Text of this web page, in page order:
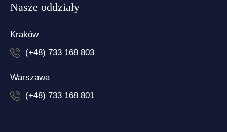
Nasze oddziały
Kraków
(+48) 733 168 803
Warszawa
(+48) 733 168 801